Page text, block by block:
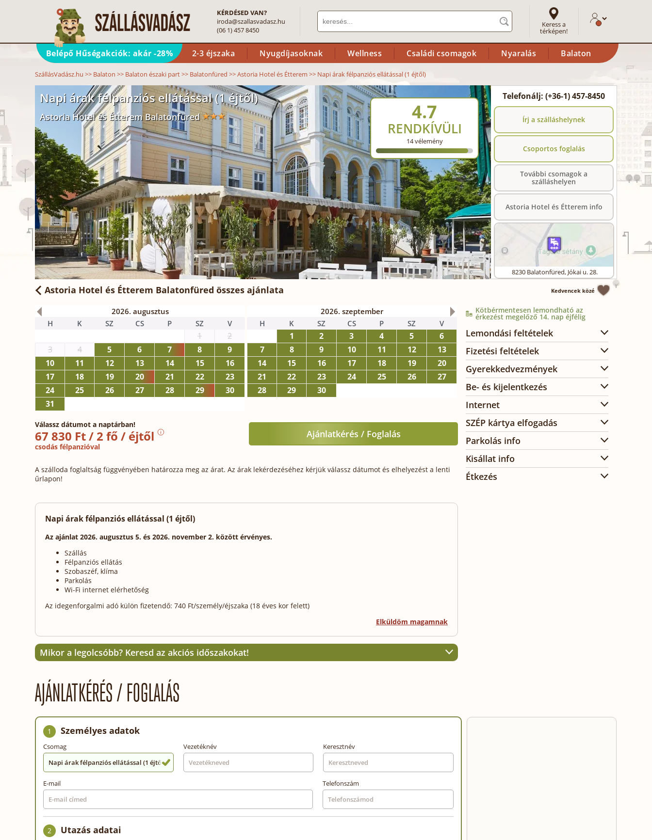
KÉRDÉSED VAN?
iroda@szallasvadasz.hu
(06 1) 457 8450
Keress a
térképen!
Belépő Hűségakciók: akár -28% 2-3 éjszaka Nyugdíjasoknak Wellness Családi csomagok Nyaralás Balaton
SzállásVadász.hu >> Balaton >> Balaton északi part>> Balatonfüred >>Astoria Hotel és Étterem >> Napi árak félpanziós ellátással (1 éjtől)
Napi árak félpanziós ellátással (1 éjtől)
Astoria Hotel és Étterem Balatonfüred 4.7
RENDKÍVÜLI
14vélemény
Telefonálj: (+36-1) 457-8450
Írj a szálláshelynek
Csoportos foglalás
További csomagok a
szálláshelyen
Astoria Hotel és Étterem info
8230 Balatonfüred, Jókai u. 28.
Astoria Hotel és Étterem Balatonfüred összes ajánlata Kedvencek közé
2026. augusztus
H
K SZ CS P SZ V
1
2
3
4 5 6 7 8
9
10
11 12 13 14 15
16
17
18 19 20 21 22
23
24
25 26 27 28 29
30
31
2026. szeptember
H
K SZ CS P SZ V
1 2 3 4 5
6
7
8 9 10 11 12
13
14
15 16 17 18 19
20
21
22 23 24 25 26
27
28
29 30
2026. október
CS
5
6 7
12
13 14 15 16
19
20 21 22 23
26
27 28
Válassz dátumot a naptárban!
67 830 Ft / 2 fő / éjtől
csodás félpanzióval
Ajánlatkérés / Foglalás
A szálloda foglaltság függvényében határozza meg az árat. Az árak lekérdezéséhez kérjük válassz dátumot és elhelyezést a lenti
űrlapon!
Napi árak félpanziós ellátással (1 éjtől)
Az ajánlat 2026. augusztus 5. és 2026. november 2. között érvényes.
Szállás
Félpanziós ellátás
Szobaszéf, klíma
Parkolás
Wi-Fi internet elérhetőség
Az idegenforgalmi adó külön fizetendő: 740 Ft/személy/éjszaka (18 éves kor felett)
Elküldöm magamnak
Mikor a legolcsóbb? Keresd az akciós időszakokat!
Kötbérmentesen lemondható az
érkezést megelőző 14. nap éjfélig
Lemondási feltételek
Fizetési feltételek
Gyerekkedvezmények
Be- és kijelentkezés
Internet
SZÉP kártya elfogadás
Parkolás info
Kisállat info
Étkezés
AJÁNLATKÉRÉS / FOGLALÁS
1 Személyes adatok
Csomag
Napi árak félpanziós ellátással (1 éjtől)
Vezetéknév Keresztnév
E-mail Telefonszám
2 Utazás adatai